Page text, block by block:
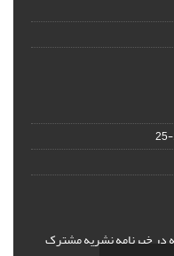
در خبرنامه نشریه مشترک